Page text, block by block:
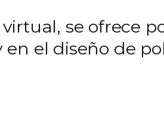
se ofrece
el diseño de